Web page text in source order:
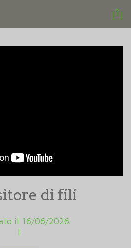
di fili
il 16/06/2026
|